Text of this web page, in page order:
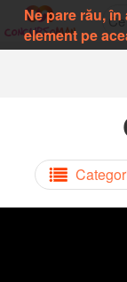
Ne pare rău,
element pe